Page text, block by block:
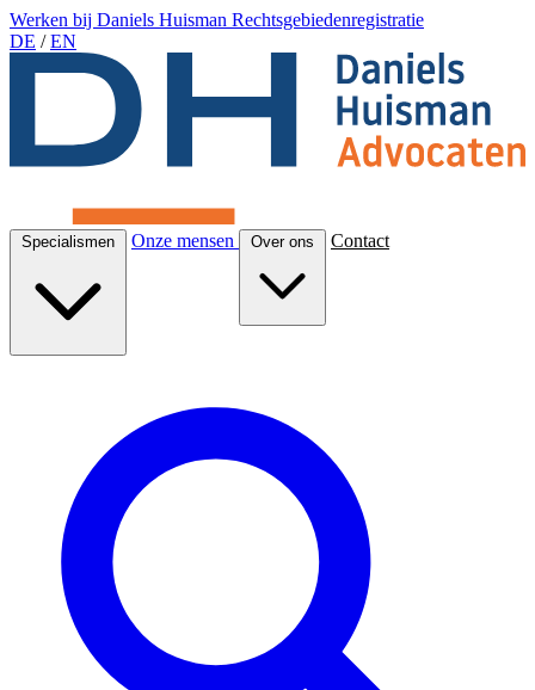
Werken bij Daniels Huisman Rechtsgebiedenregistratie
DE / EN
Specialismen Onze mensen Over ons Contact